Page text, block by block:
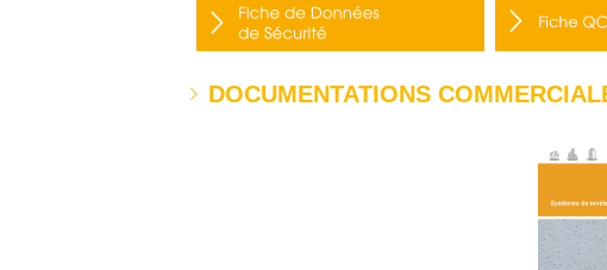
DOCUMENTATIONS